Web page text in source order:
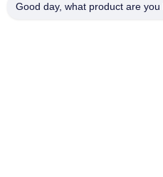
Adres
Good day, what product are